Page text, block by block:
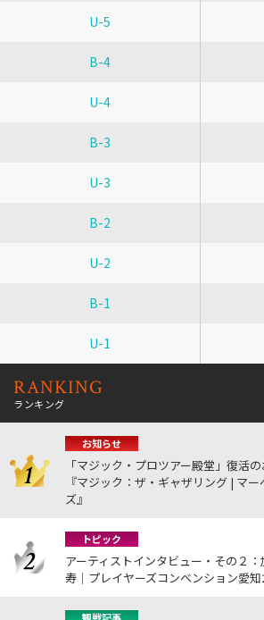
U-5
B-4
U-4
B-3
U-3
B-2
U-2
B-1
U-1
RANKING
ランキング
お知らせ
「マジック・プロツアー殿堂」復活
『マジック：ザ・ギャザリング | マ
ズ』
トピック
アーティストインタビュー・その２
寿｜プレイヤーズコンベンション愛知